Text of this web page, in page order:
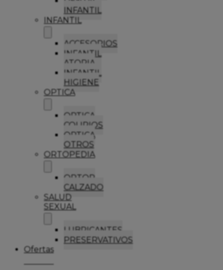
INFANTIL
INFANTIL
ACCESORIOS
INFANTIL
ATOPIA
INFANTIL
HIGIENE
OPTICA
OPTICA
COLIRIOS
OPTICA
OTROS
ORTOPEDIA
ORTOP
CALZADO
SALUD
SEXUAL
LUBRICANTES
PRESERVATIVOS
Ofertas